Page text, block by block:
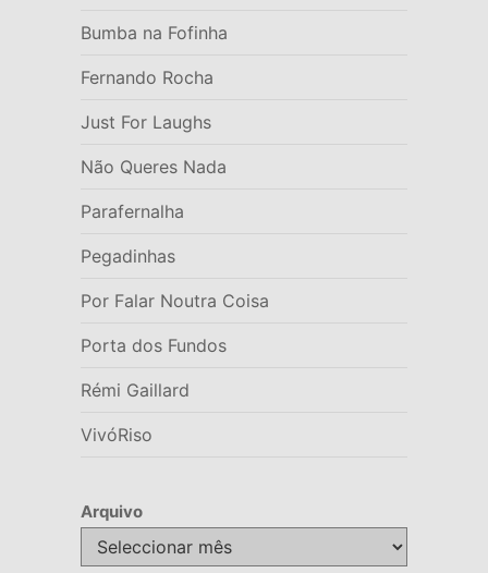
Bumba na Fofinha
Fernando Rocha
Just For Laughs
Não Queres Nada
Parafernalha
Pegadinhas
Por Falar Noutra Coisa
Porta dos Fundos
Rémi Gaillard
VivóRiso
Arquivo
Arquivo